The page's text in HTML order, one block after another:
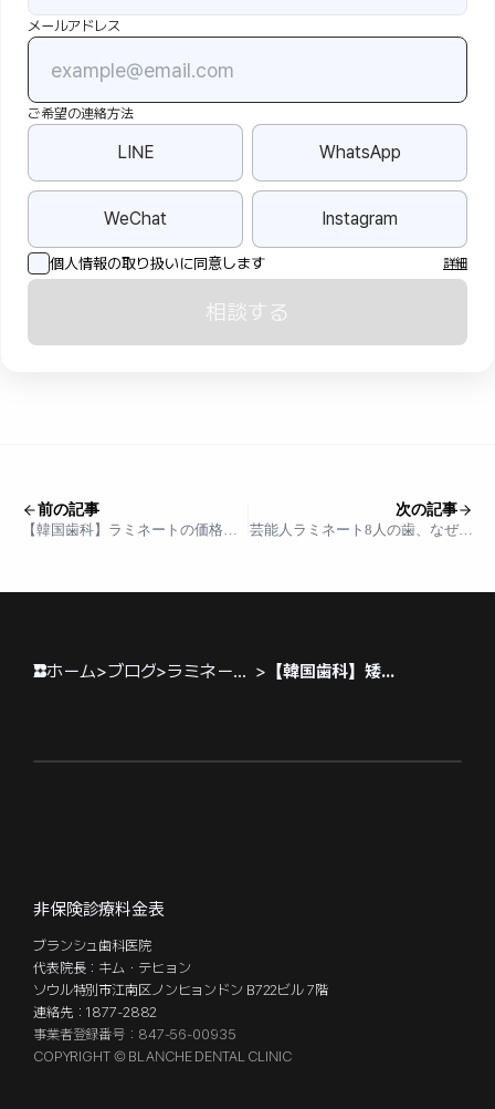
メールアドレス
ご希望の連絡方法
LINE WhatsApp
WeChat Instagram
個人情報の取り扱いに同意します 詳細
相談する
前の記事
【韓国歯科】ラミネートの価格ま
次の記事
芸能人ラミネート8人の歯、なぜ話
ホーム>ブログ> ラミネートベニア > 【韓国歯科】矮小歯（小歯）治療の定石、矯正とラミネート加工
非保険診療料金表
ブランシュ歯科医院
代表院長：キム・テヒョン
ソウル特別市江南区ノンヒョンドン B722ビル 7階
連絡先：1877-2882
事業者登録番号：847-56-00935
COPYRIGHT © BLANCHE DENTAL CLINIC